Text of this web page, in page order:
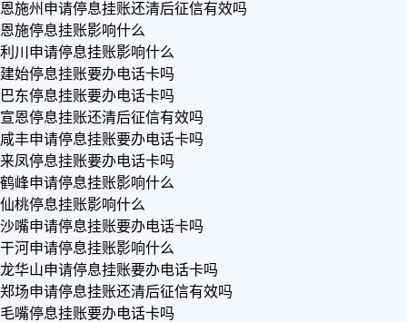
恩施州申请停息挂账还清后征信有效吗
恩施停息挂账影响什么
利川申请停息挂账影响什么
建始停息挂账要办电话卡吗
巴东停息挂账要办电话卡吗
宣恩停息挂账还清后征信有效吗
咸丰申请停息挂账要办电话卡吗
来凤停息挂账要办电话卡吗
鹤峰申请停息挂账影响什么
仙桃停息挂账影响什么
沙嘴申请停息挂账要办电话卡吗
干河申请停息挂账影响什么
龙华山申请停息挂账要办电话卡吗
郑场申请停息挂账还清后征信有效吗
毛嘴停息挂账要办电话卡吗